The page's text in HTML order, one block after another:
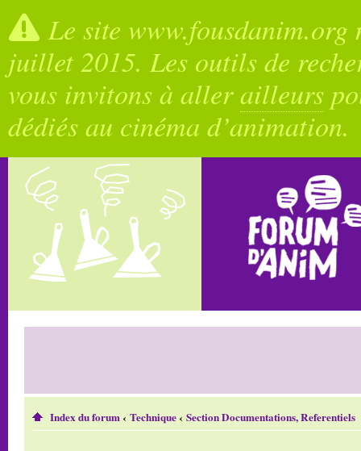
Le site
juillet 2015. Les outils de
vous invitons à allerailleurs
dédiés au cinéma d’animation.
Index du forum‹ Technique‹ Section Documentations, Referentiels